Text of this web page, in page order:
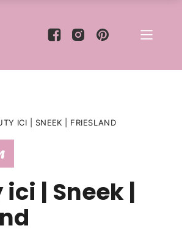
ICI | SNEEK | FRIESLAND
| Sneek |